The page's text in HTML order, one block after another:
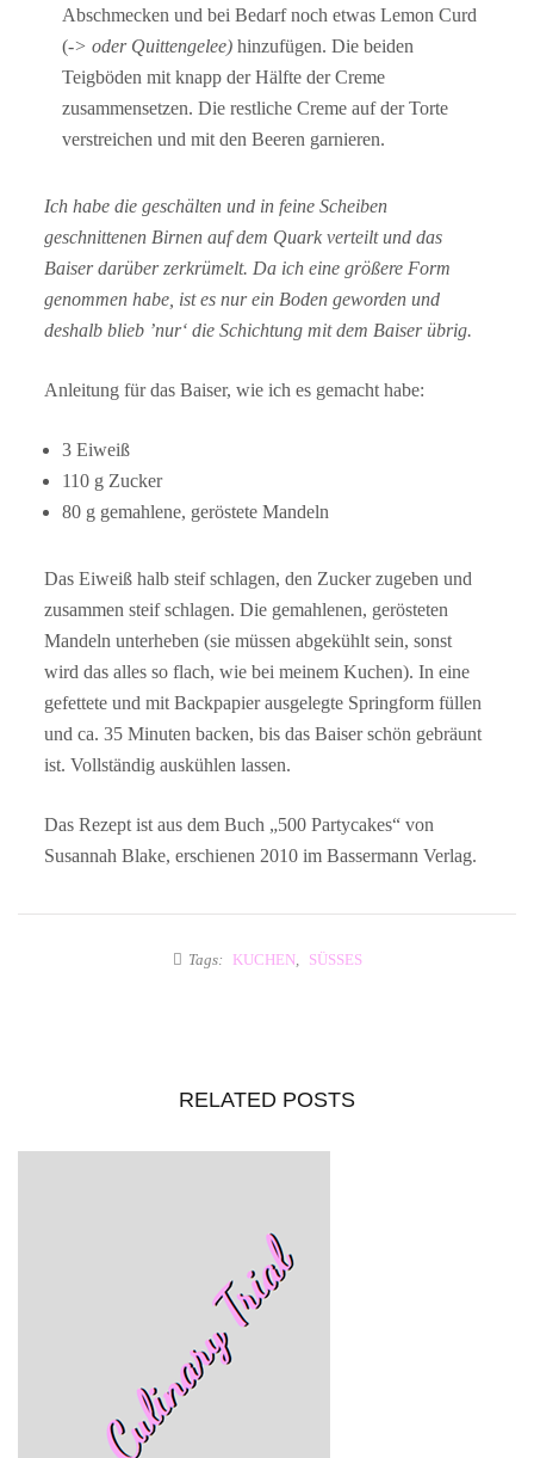
Abschmecken und bei Bedarf noch etwas Lemon Curd
(-> oder Quittengelee) hinzufügen. Die beiden
Teigböden mit knapp der Hälfte der Creme
zusammensetzen. Die restliche Creme auf der Torte
verstreichen und mit den Beeren garnieren.
Ich habe die geschälten und in feine Scheiben
geschnittenen Birnen auf dem Quark verteilt und das
Baiser darüber zerkrümelt. Da ich eine größere Form
genommen habe, ist es nur ein Boden geworden und
deshalb blieb ’nur‘ die Schichtung mit dem Baiser übrig.
Anleitung für das Baiser, wie ich es gemacht habe:
3 Eiweiß
110 g Zucker
80 g gemahlene, geröstete Mandeln
Das Eiweiß halb steif schlagen, den Zucker zugeben und
zusammen steif schlagen. Die gemahlenen, gerösteten
Mandeln unterheben (sie müssen abgekühlt sein, sonst
wird das alles so flach, wie bei meinem Kuchen). In eine
gefettete und mit Backpapier ausgelegte Springform füllen
und ca. 35 Minuten backen, bis das Baiser schön gebräunt
ist. Vollständig auskühlen lassen.
Das Rezept ist aus dem Buch „500 Partycakes“ von
Susannah Blake, erschienen 2010 im Bassermann Verlag.
Tags: KUCHEN, SÜSSES
RELATED POSTS